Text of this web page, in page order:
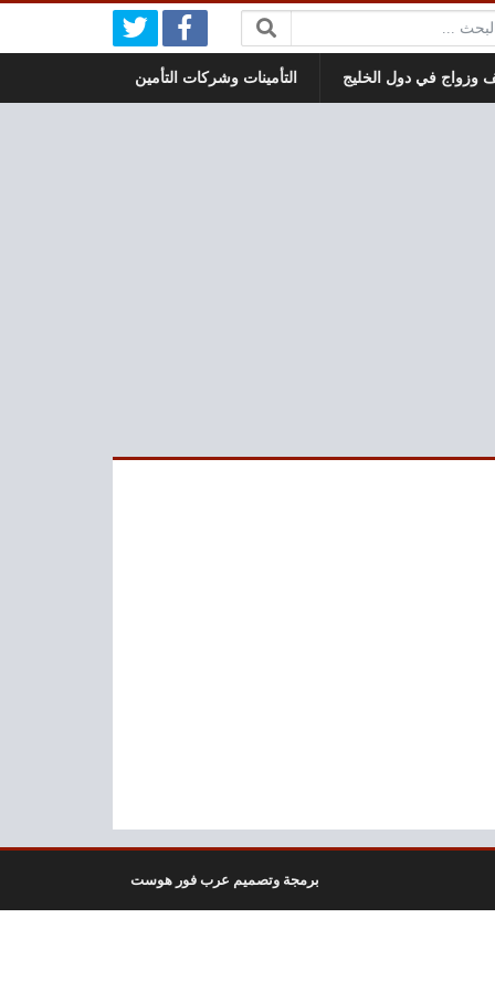
وزواج في دول الخليج التأمينات وشركات التأمين
برمجة وتصميم عرب فور هوست